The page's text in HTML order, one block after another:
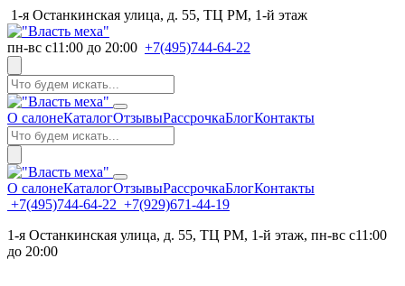
1-я Останкинская улица, д. 55, ТЦ РМ, 1-й этаж
пн-вс с11:00 до 20:00 +7(495)744-64-22
О салонеКаталогОтзывыРассрочкаБлогКонтакты
О салонеКаталогОтзывыРассрочкаБлогКонтакты
+7(495)744-64-22 +7(929)671-44-19
1-я Останкинская улица, д. 55, ТЦ РМ, 1-й этаж, пн-вс с11:00
до 20:00